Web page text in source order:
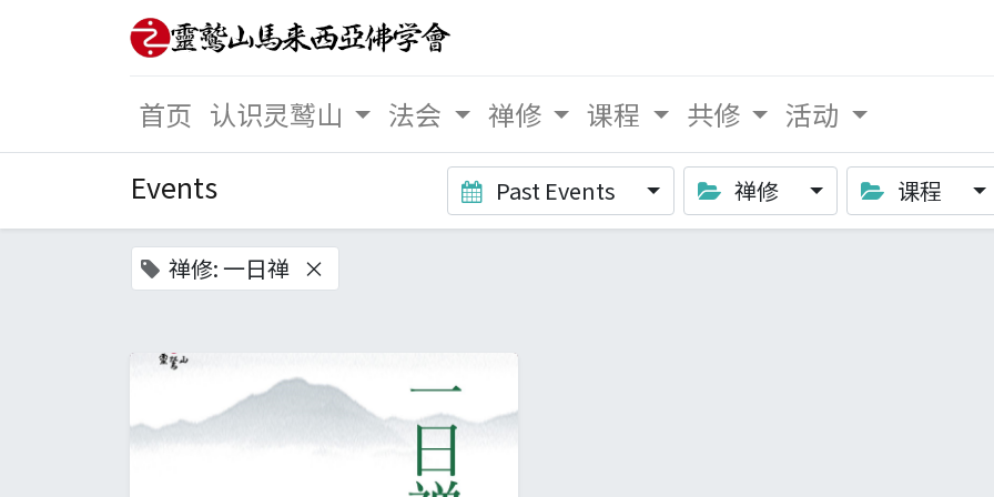
首页 认识灵鹫山 法会 禅修 课程 共修 活动
Events Past Events 禅修 课程
禅修: 一日禅 ×